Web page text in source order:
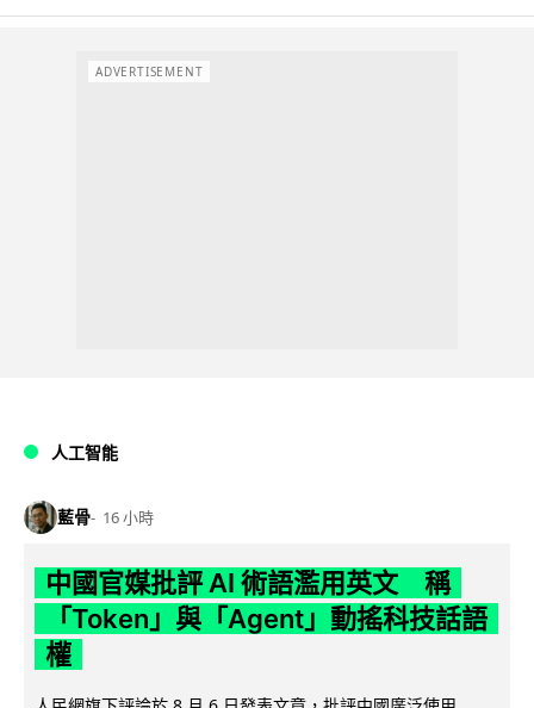
ADVERTISEMENT
人工智能
藍骨 16 小時
中國官媒批評 AI 術語濫用英文 稱
「Token」與「Agent」動搖科技話語
權